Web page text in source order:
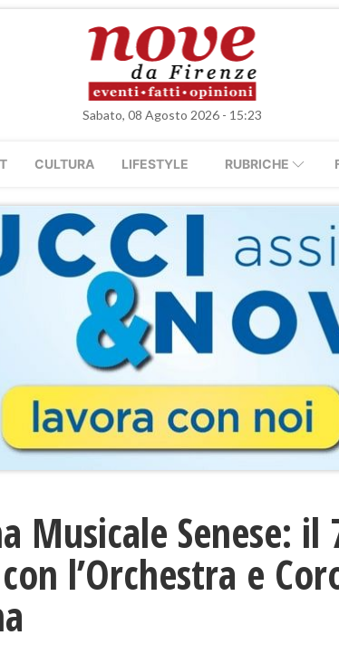
Sabato, 08 Agosto 2026 - 15:23
CULTURA LIFESTYLE RUBRICHE
Musicale Senese:
l’Orchestra e